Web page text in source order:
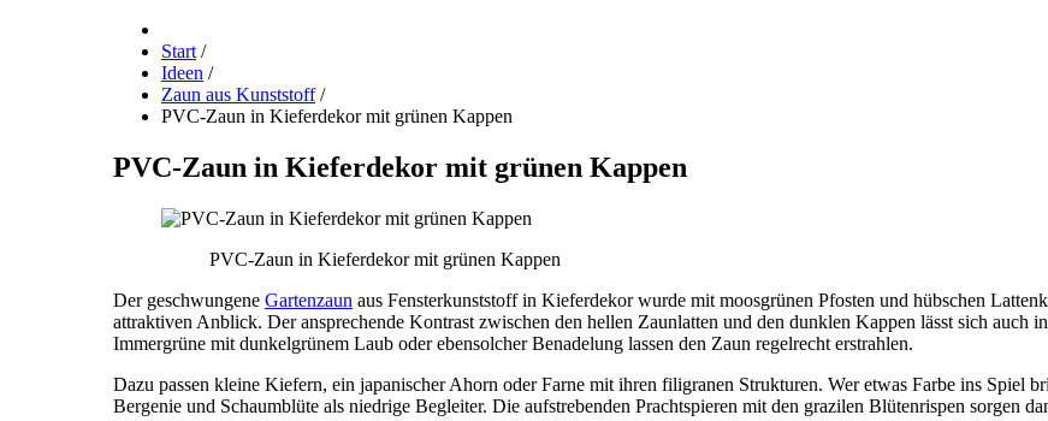
Start /
Ideen /
Zaun aus Kunststoff /
PVC-Zaun in Kieferdekor mit grünen Kappen
PVC-Zaun in Kieferdekor mit grünen Kappen
PVC-Zaun in Kieferdekor mit grünen Kappen
Der geschwungene Gartenzaun aus Fensterkunststoff in Kieferdekor wurde mit moosgrünen Pfosten und hübschen
attraktiven Anblick. Der ansprechende Kontrast zwischen den hellen Zaunlatten und den dunklen Kappen lässt sich auch
Immergrüne mit dunkelgrünem Laub oder ebensolcher Benadelung lassen den Zaun regelrecht erstrahlen.
Dazu passen kleine Kiefern, ein japanischer Ahorn oder Farne mit ihren filigranen Strukturen. Wer etwas Farbe ins Spiel
Bergenie und Schaumblüte als niedrige Begleiter. Die aufstrebenden Prachtspieren mit den grazilen Blütenrispen sorgen